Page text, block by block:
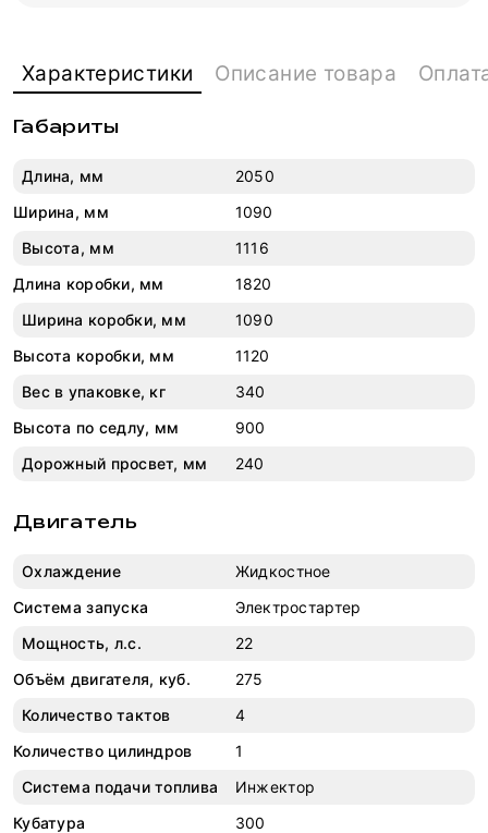
Характеристики Описание товара
Габариты
Длина, мм
2050
Ширина, мм
1090
Высота, мм
1116
Длина коробки, мм
1820
Ширина коробки, мм
1090
Высота коробки, мм
1120
Вес в упаковке, кг
340
Высота по седлу, мм
900
Дорожный просвет, мм
240
Двигатель
Охлаждение
Жидкостное
Система запуска
Электростартер
Мощность, л.с.
22
Объём двигателя, куб.
275
Количество тактов
4
Количество цилиндров
1
Система подачи топлива
Инжектор
Кубатура
300